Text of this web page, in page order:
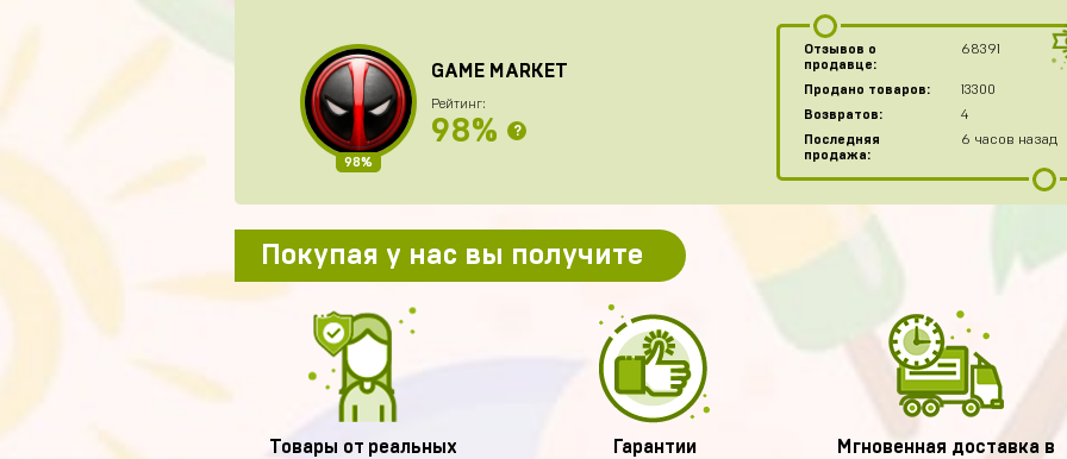
98%
GAME MARKET
Рейтинг:
98% ?
Отзывов о
продавце:
68391
Продано товаров:
13300
Возвратов:
4
Последняя
продажа:
6 часов назад
Покупая у нас вы получите
Товары от реальных
Гарантии
Мгновенная доставка в